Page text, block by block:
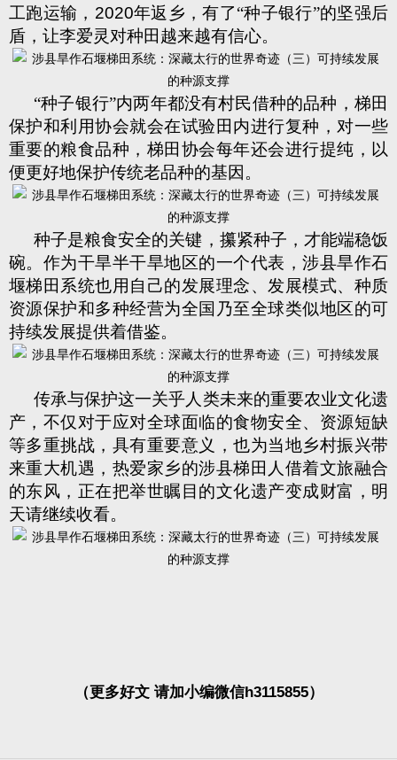
工跑运输， 2020年返乡，有了“种子银行”的坚强后
盾，让李爱灵对种田越来越有信心。
“种子银行”内两年都没有村民借种的品种，梯田
保护和利用协会就会在试验田内进行复种，对一些
重要的粮食品种，梯田协会每年还会进行提纯，以
便更好地保护传统老品种的基因。
种子是粮食安全的关键，攥紧种子，才能端稳饭
碗。作为干旱半干旱地区的一个代表，涉县旱作石
堰梯田系统也用自己的发展理念、发展模式、种质
资源保护和多种经营为全国乃至全球类似地区的可
持续发展提供着借鉴。
传承与保护这一关乎人类未来的重要农业文化遗
产，不仅对于应对全球面临的食物安全、资源短缺
等多重挑战，具有重要意义，也为当地乡村振兴带
来重大机遇，热爱家乡的涉县梯田人借着文旅融合
的东风，正在把举世瞩目的文化遗产变成财富，明
天请继续收看。
（更多好文 请加小编微信h3115855）